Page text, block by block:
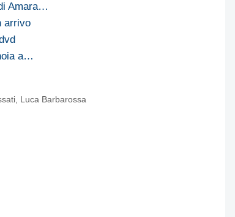
Amara…
arrivo
a…
Luca Barbarossa